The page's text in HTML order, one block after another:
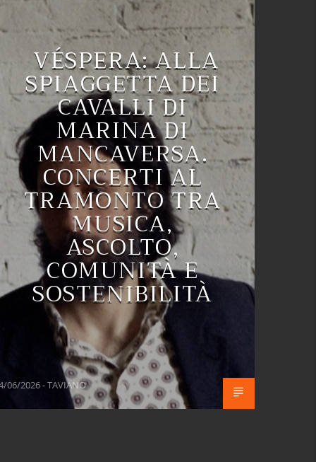
VÉSPERA: ALLA
SPIAGGETTA DEI
CAVALLI DI
MARINA DI
MANCAVERSA.
CONCERTI AL
TRAMONTO TRA
MUSICA,
ASCOLTO,
COMUNITÀ E
SOSTENIBILITÀ
06/2026 - TAVIANO